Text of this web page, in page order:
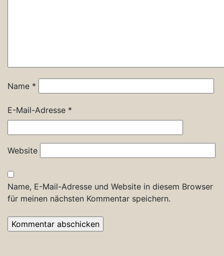
Name *
E-Mail-Adresse *
Website
Name, E-Mail-Adresse und Website in diesem Browser
für meinen nächsten Kommentar speichern.